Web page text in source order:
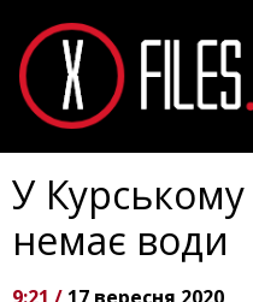
У Курському
немає води